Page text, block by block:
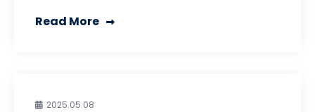
Read More
2025.05.08